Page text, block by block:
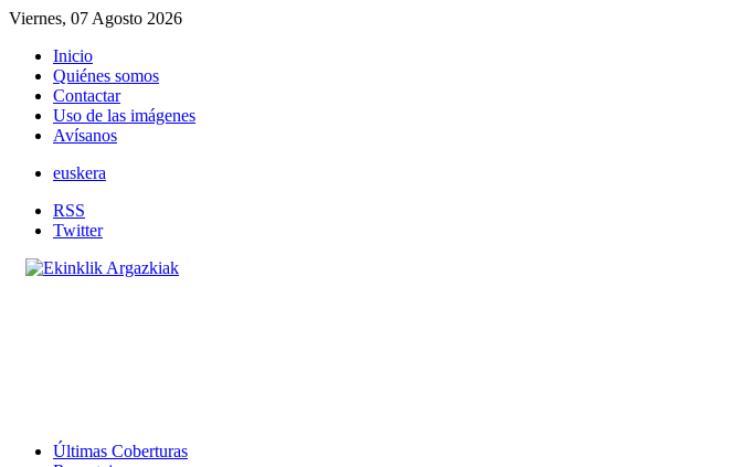
Viernes, 07 Agosto 2026
Inicio
Quiénes somos
Contactar
Uso de las imágenes
Avísanos
euskera
RSS
Twitter
Últimas Coberturas